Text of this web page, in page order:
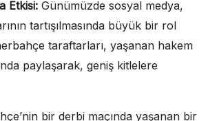
Etkisi: Günümüzde sosyal medya,
tartışılmasında büyük bir rol
taraftarları, yaşanan hakem
paylaşarak, geniş kitlelere
bir derbi maçında yaşanan bir